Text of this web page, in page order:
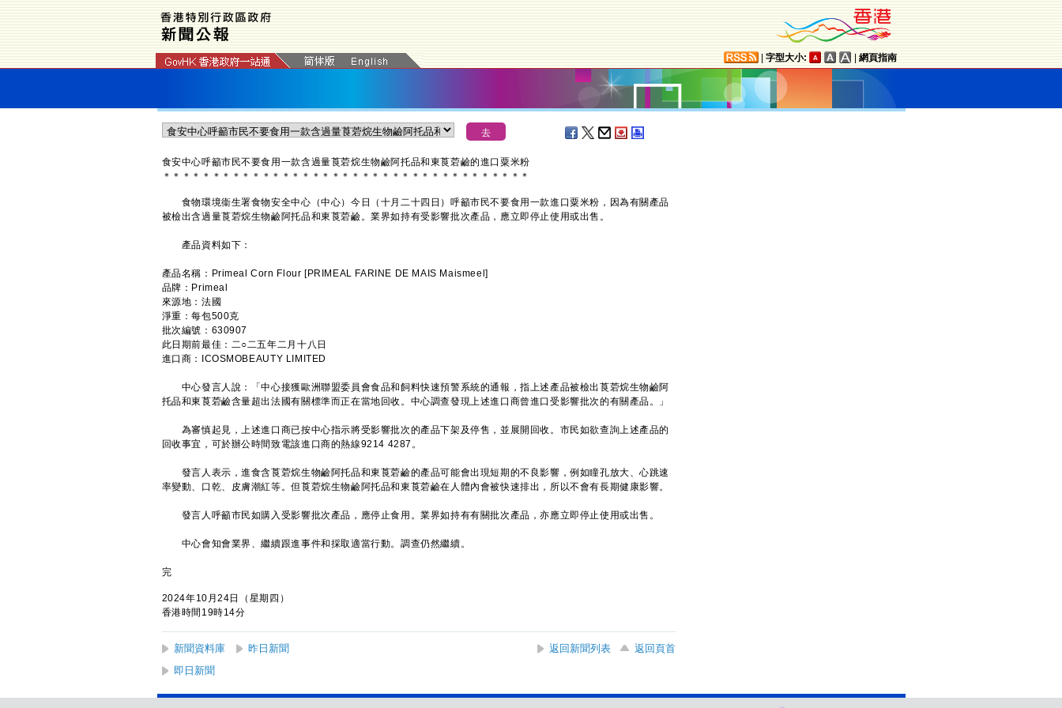
字型大小: 網頁指南
​食安中心呼籲市民不要食用一款含過量莨菪烷生物鹼阿托品和東莨菪鹼的進口粟米粉
＊ ＊ ＊ ＊ ＊ ＊ ＊ ＊ ＊ ＊ ＊ ＊ ＊ ＊ ＊ ＊ ＊ ＊ ＊ ＊ ＊ ＊ ＊ ＊ ＊ ＊ ＊ ＊ ＊ ＊ ＊ ＊ ＊ ＊ ＊ ＊ ＊
食物環境衞生署食物安全中心（中心）今日（十月二十四日）呼籲市民不要食用一款進口粟米粉，因為有關產品
被檢出含過量莨菪烷生物鹼阿托品和東莨菪鹼。業界如持有受影響批次產品，應立即停止使用或出售。
產品資料如下：
產品名稱：Primeal Corn Flour [PRIMEAL FARINE DE MAIS Maismeel]
品牌：Primeal
來源地：法國
淨重：每包500克
批次編號：630907
此日期前最佳：二○二五年二月十八日
進口商：ICOSMOBEAUTY LIMITED
中心發言人說：「中心接獲歐洲聯盟委員會食品和飼料快速預警系統的通報，指上述產品被檢出莨菪烷生物鹼阿
托品和東莨菪鹼含量超出法國有關標準而正在當地回收。中心調查發現上述進口商曾進口受影響批次的有關產品。」
為審慎起見，上述進口商已按中心指示將受影響批次的產品下架及停售，並展開回收。市民如欲查詢上述產品的
回收事宜，可於辦公時間致電該進口商的熱線9214 4287。
發言人表示，進食含莨菪烷生物鹼阿托品和東莨菪鹼的產品可能會出現短期的不良影響，例如瞳孔放大、心跳速
率變動、口乾、皮膚潮紅等。但莨菪烷生物鹼阿托品和東莨菪鹼在人體內會被快速排出，所以不會有長期健康影響。
發言人呼籲市民如購入受影響批次產品，應停止食用。業界如持有有關批次產品，亦應立即停止使用或出售。
中心會知會業界、繼續跟進事件和採取適當行動。調查仍然繼續。
完
2024年10月24日（星期四）
香港時間19時14分
新聞資料庫 昨日新聞 返回新聞列表
返回頁首
即日新聞